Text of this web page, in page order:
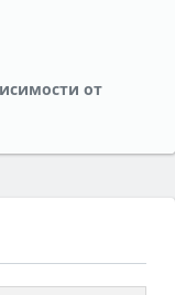
от